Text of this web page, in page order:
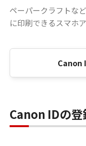
ペーパークラフトな
に印刷できるスマホア
Canon
Canon IDの